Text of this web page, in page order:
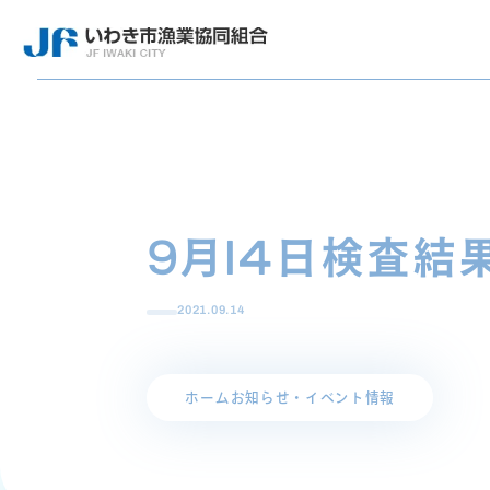
9月14日検査結
2021.09.14
ホーム お知らせ・イベント情報